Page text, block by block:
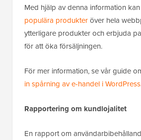
Med hjälp av denna information
populära produkteröver hela
ytterligare produkter och erbjuda
för att öka försäljningen.
För mer information, se vår guide
in spårning av e-handel i WordPress
Rapportering om kundlojalitet
En rapport om